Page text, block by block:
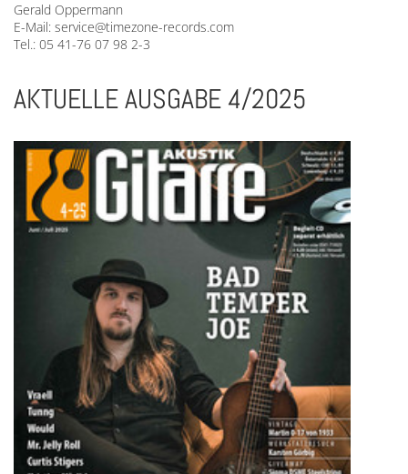
Gerald Oppermann
E-Mail: service@timezone-records.com
Tel.: 05 41-76 07 98 2-3
AKTUELLE AUSGABE 4/2025